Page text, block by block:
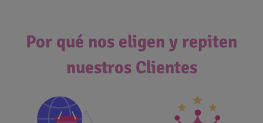
Por qué nos eligen y repiten
nuestros Clientes